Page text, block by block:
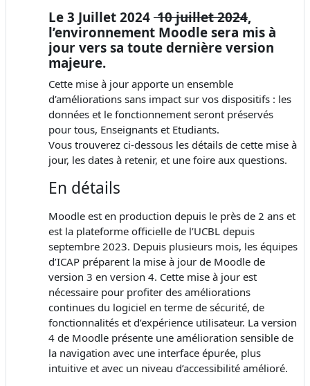
Le 3 Juillet 2024 10 juillet 2024,
l’environnement Moodle sera mis à
jour vers sa toute dernière version
majeure.
Cette mise à jour apporte un ensemble
d’améliorations sans impact sur vos dispositifs : les
données et le fonctionnement seront préservés
pour tous, Enseignants et Etudiants.
Vous trouverez ci-dessous les détails de cette mise à
jour, les dates à retenir, et une foire aux questions.
En détails
Moodle est en production depuis le près de 2 ans et
est la plateforme officielle de l’UCBL depuis
septembre 2023. Depuis plusieurs mois, les équipes
d’ICAP préparent la mise à jour de Moodle de
version 3 en version 4. Cette mise à jour est
nécessaire pour profiter des améliorations
continues du logiciel en terme de sécurité, de
fonctionnalités et d’expérience utilisateur. La version
4 de Moodle présente une amélioration sensible de
la navigation avec une interface épurée, plus
intuitive et avec un niveau d’accessibilité amélioré.